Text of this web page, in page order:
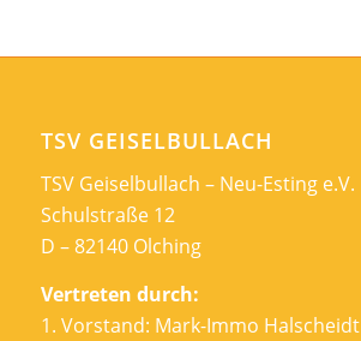
TSV GEISELBULLACH
TSV Geiselbullach – Neu-Esting e.V.
Schulstraße 12
D – 82140 Olching
Vertreten durch:
1. Vorstand: Mark-Immo Halscheidt